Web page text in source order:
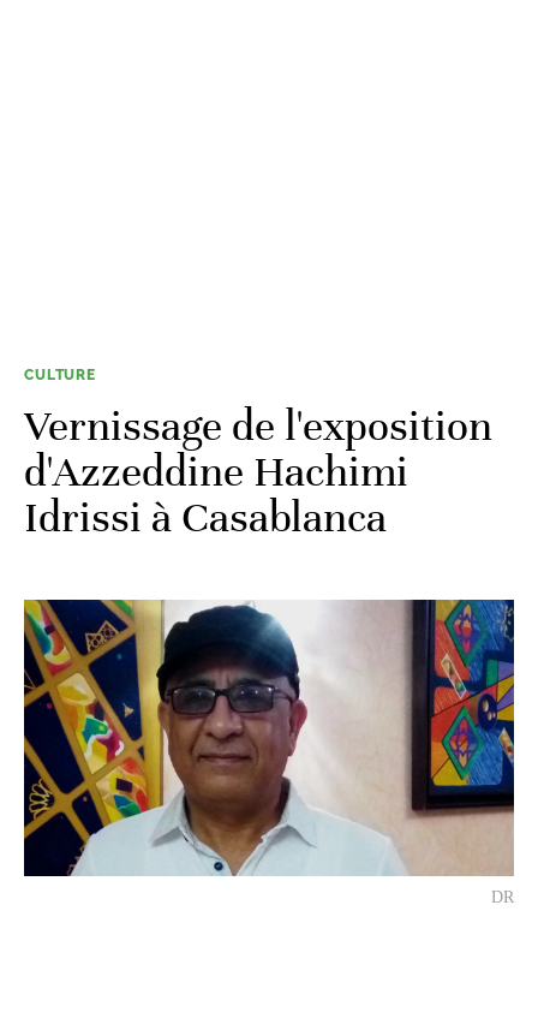
CULTURE
Vernissage de l'exposition
d'Azzeddine Hachimi
Idrissi à Casablanca
DR